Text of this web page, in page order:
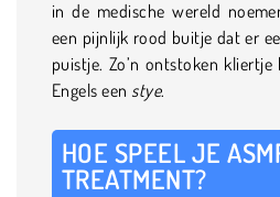
in de medische wereld
een pijnlijk rood buitje dat er
puistje. Zo’n ontstoken
Engels een stye.
HOE SPEEL JE
TREATMENT?